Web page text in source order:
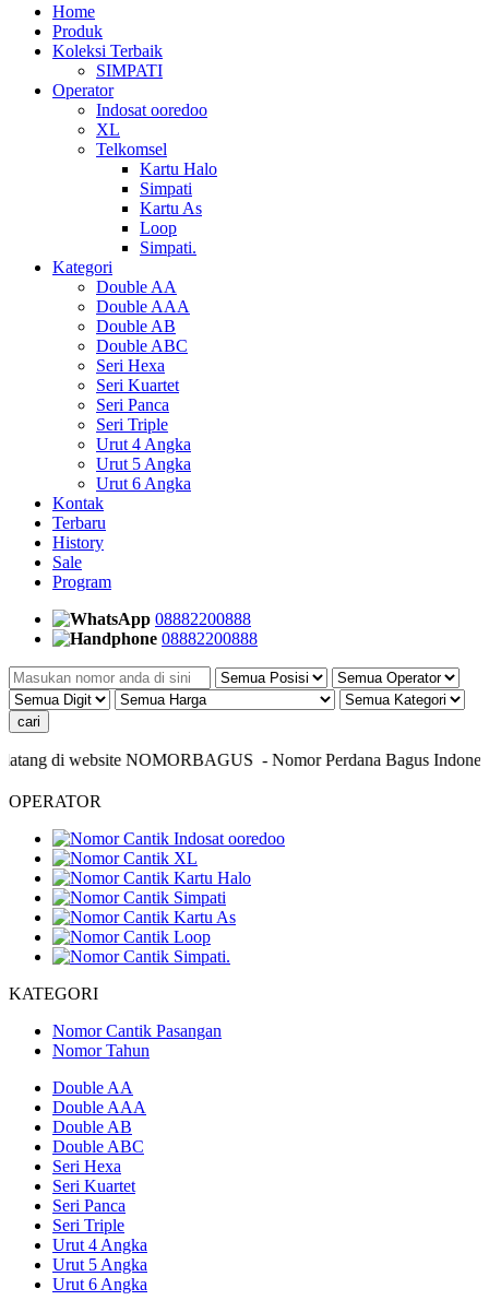
Home
Produk
Koleksi Terbaik
SIMPATI
Operator
Indosat ooredoo
XL
Telkomsel
Kartu Halo
Simpati
Kartu As
Loop
Simpati.
Kategori
Double AA
Double AAA
Double AB
Double ABC
Seri Hexa
Seri Kuartet
Seri Panca
Seri Triple
Urut 4 Angka
Urut 5 Angka
Urut 6 Angka
Kontak
Terbaru
History
Sale
Program
08882200888
08882200888
di website NOMORBAGUS - Nomor Perdana BagusIndonesia-
OPERATOR
KATEGORI
Nomor Cantik Pasangan
Nomor Tahun
Double AA
Double AAA
Double AB
Double ABC
Seri Hexa
Seri Kuartet
Seri Panca
Seri Triple
Urut 4 Angka
Urut 5 Angka
Urut 6 Angka